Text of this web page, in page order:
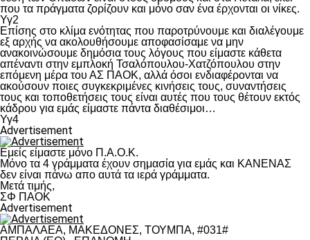
που τα πράγματα ζορίζουν και μόνο σαν ένα έρχονται οι νίκες.
Υγ2
Επίσης στο κλίμα ενότητας που παροτρύνουμε και διαλέγουμε
εξ αρχής να ακολουθήσουμε αποφασίσαμε να μην
ανακοινώσουμε δημόσια τους λόγους που είμαστε κάθετα
απέναντι στην εμπλοκή Τσαλόπουλου-Χατζόπουλου στην
επόμενη μέρα του ΑΣ ΠΑΟΚ, αλλά όσοι ενδιαφέρονται να
ακούσουν ποιες συγκεκριμένες κινήσεις τους, συναντήσεις
τους και τοποθετήσεις τους είναι αυτές που τους θέτουν εκτός
κάδρου για εμάς είμαστε πάντα διαθέσιμοι…
Υγ4
Advertisement
Εμείς είμαστε μόνο Π.Α.Ο.Κ.
Μόνο τα 4 γράμματα έχουν σημασία για εμάς και ΚΑΝΕΝΑΣ
δεν είναι πάνω απο αυτά τα ιερά γράμματα.
Μετά τιμής,
ΣΦ ΠΑΟΚ
Advertisement
ΑΜΠΑΛΑΕΑ, ΜΑΚΕΔΟΝΕΣ, ΤΟΥΜΠΑ, #031#